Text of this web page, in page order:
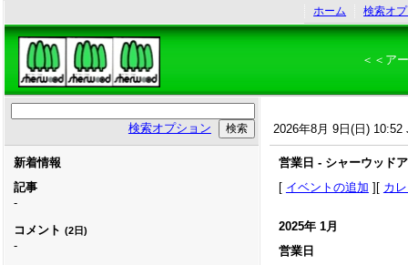
ホーム 検索オ
＜＜ア
検索オプション
新着情報
記事
-
コメント (2日)
-
2026年8月 9日(日) 10:52
営業日 - シャーウッド
[ イベントの追加 ][ カ
2025年 1月
営業日